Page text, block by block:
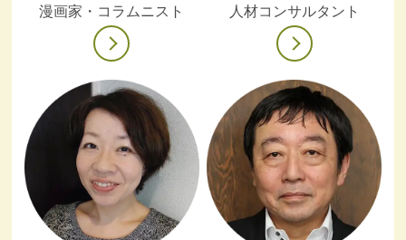
漫画家・コラムニスト 人材コンサルタント